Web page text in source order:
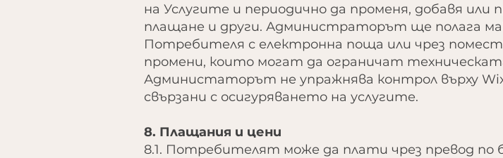
на Услугите и периодично да променя, добавя или
плащане и други. Администраторът ще полага
Потребителя с електронна поща или чрез
промени, които могат да ограничат
Администаторът не упражнява контрол върху
свързани с осигуряването на услугите.
8. Плащания и цени
8.1. Потребителят може да плати чрез превод по